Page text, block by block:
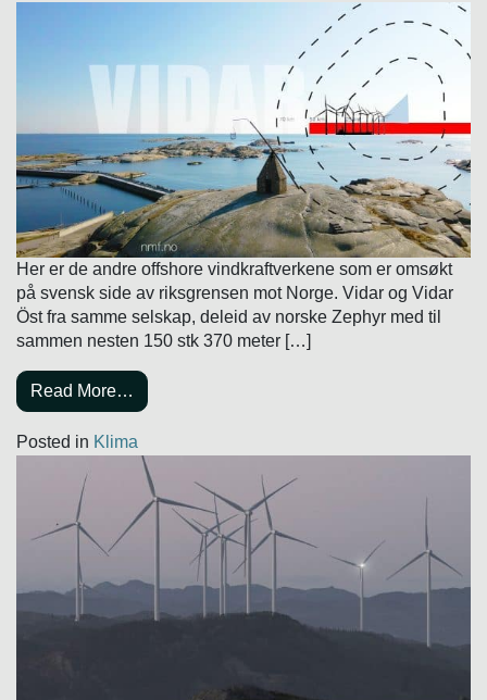
Her er de andre offshore vindkraftverkene som er omsøkt
på svensk side av riksgrensen mot Norge. Vidar og Vidar
Öst fra samme selskap, deleid av norske Zephyr med til
sammen nesten 150 stk 370 meter […]
Read More…
Posted in Klima